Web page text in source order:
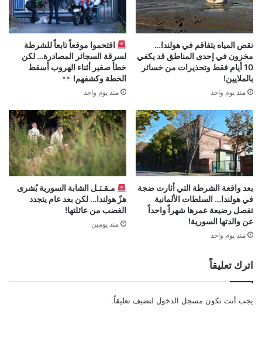
نقص المياه يتفاقم في هولندا…
مخزون في إحدى المناطق قد يكفي
10 أيام فقط وتحذيرات من خسائر
بالملايين!
منذ يوم واحد
اقتحموا موقعاً تابعاً للشرطة
لسرقة السجائر المصادرة… لكن
خطأ صغير أثناء الهروب أسقط
الخطة وكشفهم!
منذ يوم واحد
بعد واقعة الشرطة التي أثارت ضجة
في هولندا… السلطات الألمانية
تفصل رضيعة عمرها شهراً واحداً
عن والدتها السورية!
منذ يوم واحد
مـقـتـل الشابة السورية بُشرى
هزّ هولندا… لكن بعد عام يتجدد
الغضب من عائلتها!
منذ يومين
اترك تعليقاً
يجب أنت تكون مسجل الدخول لتضيف تعليقاً.